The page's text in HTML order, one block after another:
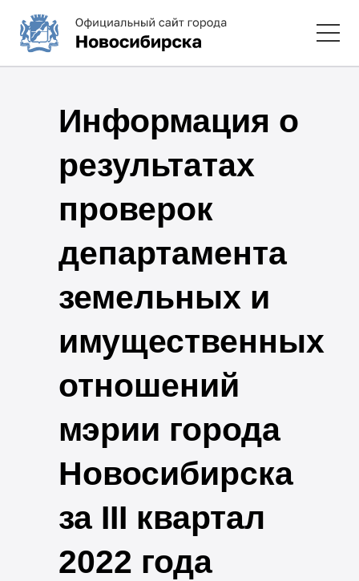
Информация о
результатах
проверок
департамента
земельных и
имущественных
отношений
мэрии города
Новосибирска
за III квартал
2022 года